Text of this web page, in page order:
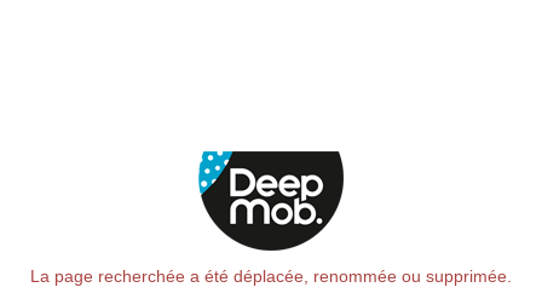
La page recherchée a été déplacée, renommée ou supprimée.